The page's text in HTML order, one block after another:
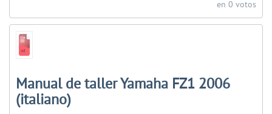
en 0 votos
Manual de taller Yamaha FZ1 2006
(italiano)